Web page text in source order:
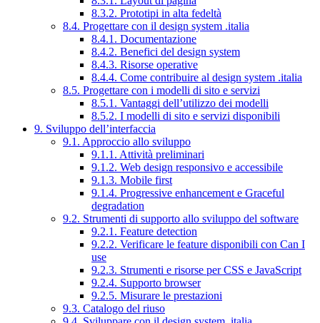
8.3.2. Prototipi in alta fedeltà
8.4. Progettare con il design system .italia
8.4.1. Documentazione
8.4.2. Benefici del design system
8.4.3. Risorse operative
8.4.4. Come contribuire al design system .italia
8.5. Progettare con i modelli di sito e servizi
8.5.1. Vantaggi dell’utilizzo dei modelli
8.5.2. I modelli di sito e servizi disponibili
9. Sviluppo dell’interfaccia
9.1. Approccio allo sviluppo
9.1.1. Attività preliminari
9.1.2. Web design responsivo e accessibile
9.1.3. Mobile first
9.1.4. Progressive enhancement e Graceful
degradation
9.2. Strumenti di supporto allo sviluppo del software
9.2.1. Feature detection
9.2.2. Verificare le feature disponibili con Can I
use
9.2.3. Strumenti e risorse per CSS e JavaScript
9.2.4. Supporto browser
9.2.5. Misurare le prestazioni
9.3. Catalogo del riuso